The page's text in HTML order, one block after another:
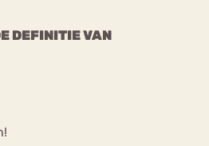
DEFINITIE VAN